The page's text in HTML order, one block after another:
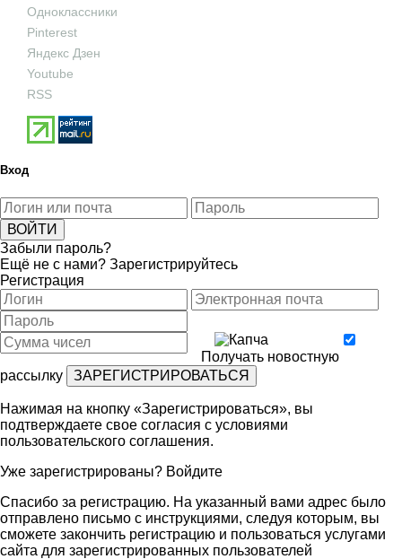
Одноклассники
Pinterest
Яндекс Дзен
Youtube
RSS
Вход
Забыли пароль?
Ещё не с нами? Зарегистрируйтесь
Регистрация
Получать новостную
рассылку
Нажимая на кнопку «Зарегистрироваться», вы
подтверждаете свое согласия с условиями
пользовательского соглашения.
Уже зарегистрированы? Войдите
Спасибо за регистрацию. На указанный вами адрес было
отправлено письмо с инструкциями, следуя которым, вы
сможете закончить регистрацию и пользоваться услугами
сайта для зарегистрированных пользователей